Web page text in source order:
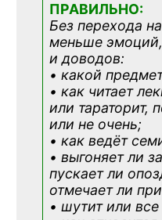
ПРАВИЛЬНО:
Без перехода
меньше
и доводов:
• какой
• как читает
или тараторит,
или не очень;
• как ведёт
• выгоняет ли
пускает ли
отмечает ли
• шутит или